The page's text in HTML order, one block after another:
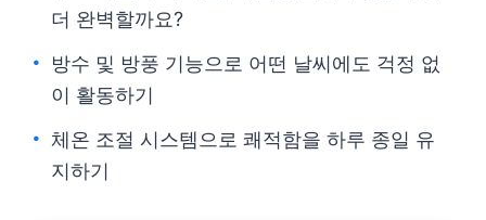
더 완벽할까요?
방수 및 방풍 기능으로 어떤 날씨에도 걱정 없
이 활동하기
체온 조절 시스템으로 쾌적함을 하루 종일 유
지하기